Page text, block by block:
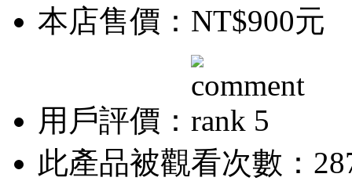
本店售價： NT$900元
用戶評價：
此產品被觀看次數：